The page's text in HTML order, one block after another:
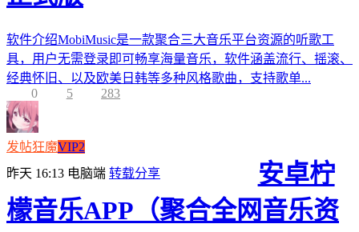
软件介绍MobiMusic是一款聚合三大音乐平台资源的听歌工
具，用户无需登录即可畅享海量音乐，软件涵盖流行、摇滚、
经典怀旧、以及欧美日韩等多种风格歌曲，支持歌单...
0
5 283
发帖狂魔VIP2
昨天 16:13 电脑端 转载分享
安卓柠
檬音乐APP（聚合全网音乐资